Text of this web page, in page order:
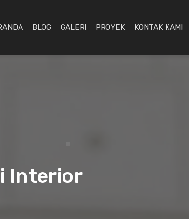
BLOG GALERI PROYEK KONTAK KAMI
Interior